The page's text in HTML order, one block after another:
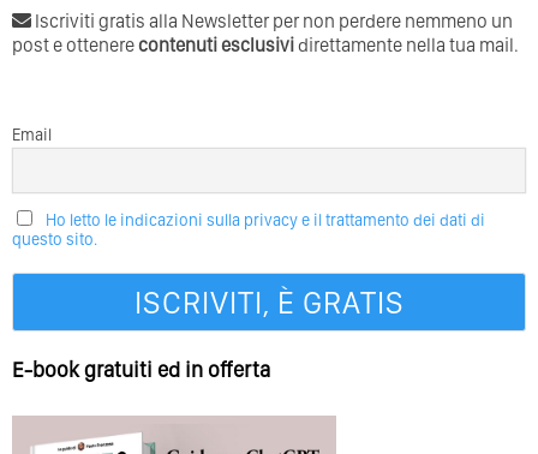
Iscriviti gratis alla Newsletter per non perdere nemmeno un
post e ottenerecontenuti esclusividirettamente nella tua mail.
Email
Ho letto le indicazioni sulla privacy e il trattamento dei dati di
questo sito.
E-book gratuiti ed in offerta